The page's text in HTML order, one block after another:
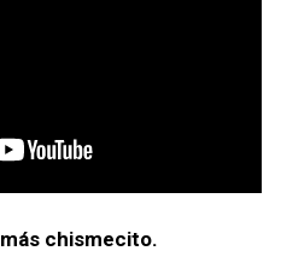
chismecito.